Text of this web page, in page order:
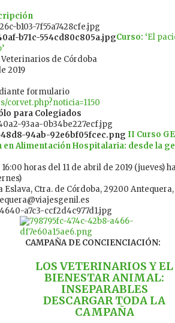
Curso: ‘El
de Córdoba
2019
formulario
corvet.php?noticia=1150
para Colegiados
II Curso
en Alimentación Hospitalaria: desde la
horas del 11 de abril de 2019 (jueves)
Eslava, Ctra. de Córdoba, 29200
CAMPAÑA DE CONCIENCIACIÓN:
LOS VETERINARIOS Y EL
BIENESTAR ANIMAL:
INSEPARABLES
DESCARGAR TODA LA
CAMPAÑA